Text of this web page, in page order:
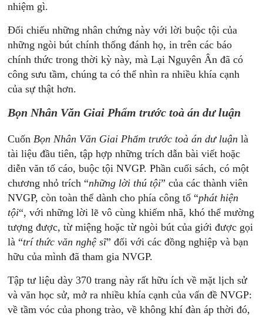
nhiệm gì.
Đối chiếu những nhân chứng này với lời buộc tội của
những ngòi bút chính thống đánh họ, in trên các báo
chính thức trong thời kỳ này, mà Lại Nguyên Ân đã có
công sưu tầm, chúng ta có thể nhìn ra nhiều khía cạnh
của sự thật hơn.
Bọn Nhân Văn Giai Phẩm trước toà án dư luận
CuốnBọn Nhân Văn Giai Phẩm trước toà án dư luận là
tài liệu đầu tiên, tập hợp những trích dẫn bài viết hoặc
diễn văn tố cáo, buộc tội NVGP. Phần cuối sách, có một
chương nhỏ trích “những lời thú tội” của các thành viên
NVGP, còn toàn thể dành cho phía công tố “phát hiện
tội“, với những lời lẽ vô cùng khiếm nhã, khó thể mường
tượng được, từ miệng hoặc từ ngòi bút của giới được gọi
là “trí thức văn nghệ sĩ” đối với các đồng nghiệp và bạn
hữu của mình đã tham gia NVGP.
Tập tư liệu dày 370 trang này rất hữu ích về mặt lịch sử
và văn học sử, mở ra nhiều khía cạnh của vấn đề NVGP:
về tầm vóc của phong trào, về không khí đàn áp thời đó,